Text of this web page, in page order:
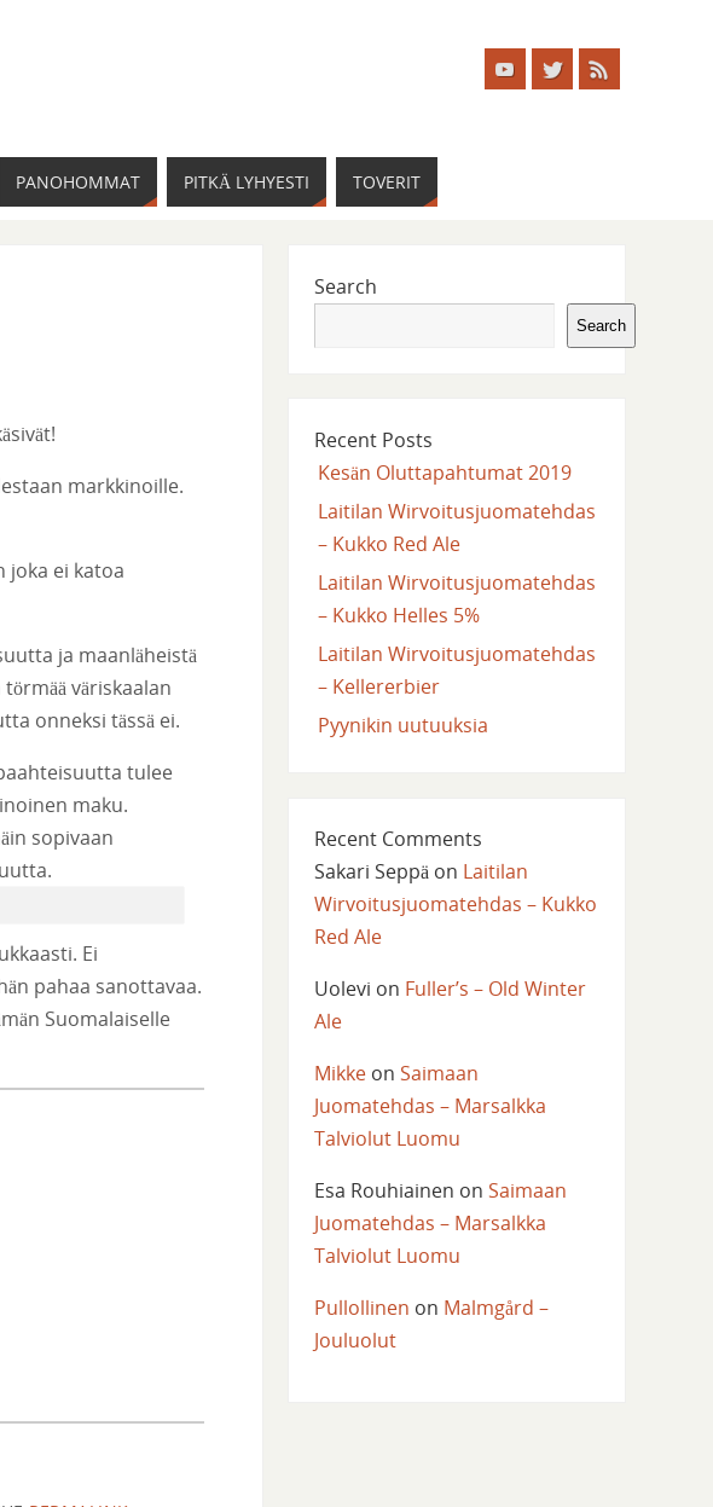
PANOHOMMAT PITKÄ LYHYESTI TOVERIT
markkinoille.
joka ei katoa
ja maanläheistä
väriskaalan
onneksi tässä ei.
tulee
maku.
sopivaan
Ei
pahaa sanottavaa.
Suomalaiselle
Search
Search
Recent Posts
Kesän Oluttapahtumat 2019
Laitilan Wirvoitusjuomatehdas
– Kukko Red Ale
Laitilan Wirvoitusjuomatehdas
– Kukko Helles 5%
Laitilan Wirvoitusjuomatehdas
– Kellererbier
Pyynikin uutuuksia
Recent Comments
Sakari Seppäon Laitilan
Wirvoitusjuomatehdas – Kukko
Red Ale
Uolevi on Fuller’s – Old Winter
Ale
Mikkeon Saimaan
Juomatehdas – Marsalkka
Talviolut Luomu
Esa Rouhiainen on Saimaan
Juomatehdas – Marsalkka
Talviolut Luomu
Pullollinen on Malmgård –
Jouluolut